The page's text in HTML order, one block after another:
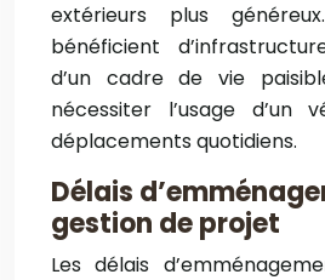
extérieurs plus
bénéficient
d’un cadre de vie
nécessiter l’usage d’un
déplacements quotidiens.
Délais
gestion de projet
Les délais